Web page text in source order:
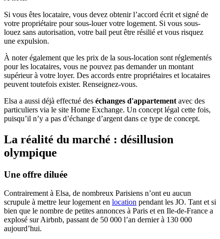
Si vous êtes locataire, vous devez obtenir l’accord écrit et signé de
votre propriétaire pour sous-louer votre logement. Si vous sous-
louez sans autorisation, votre bail peut être résilié et vous risquez
une expulsion.
À noter également que les prix de la sous-location sont réglementés
pour les locataires, vous ne pouvez pas demander un montant
supérieur à votre loyer. Des accords entre propriétaires et locataires
peuvent toutefois exister. Renseignez-vous.
Elsa a aussi déjà effectué des échanges d'appartement avec des
particuliers via le site Home Exchange. Un concept légal cette fois,
puisqu’il n’y a pas d’échange d’argent dans ce type de concept.
La réalité du marché : désillusion
olympique
Une offre diluée
Contrairement à Elsa, de nombreux Parisiens n’ont eu aucun
scrupule à mettre leur logement en location pendant les JO. Tant et si
bien que le nombre de petites annonces à Paris et en Ile-de-France a
explosé sur Airbnb, passant de 50 000 l’an dernier à 130 000
aujourd’hui.